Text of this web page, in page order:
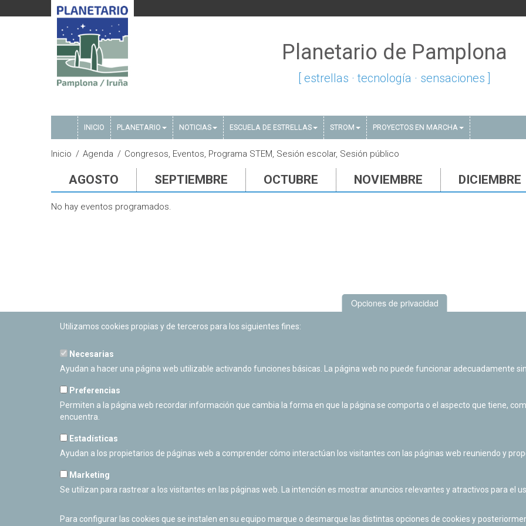
Planetario de Pamplona
[ estrellas · tecnología · sensaciones ]
INICIO PLANETARIO NOTICIAS ESCUELA DE ESTRELLAS STROM PROYECTOS EN MARCHA
Inicio Agenda Congresos, Eventos, Programa STEM, Sesión escolar, Sesión público
AGOSTO SEPTIEMBRE OCTUBRE NOVIEMBRE DICIEMBRE
No hay eventos programados.
PLANETARIO DE PAMPLONA
Calle Sancho RamÃ­rez, s/n
Cerrado Temporalmente
Opciones de privacidad
Utilizamos cookies propias y de terceros para los siguientes fines:
Necesarias
Ayudan a hacer una página web utilizable activando funciones básicas. La página web no puede funcionar adecuadamente
Preferencias
Permiten a la página web recordar información que cambia la forma en que la página se comporta o el aspecto que tiene,
encuentra.
Estadísticas
Ayudan a los propietarios de páginas web a comprender cómo interactúan los visitantes con las páginas web reuniendo y
Marketing
Se utilizan para rastrear a los visitantes en las páginas web. La intención es mostrar anuncios relevantes y atractivos para el
Para configurar las cookies que se instalen en su equipo marque o desmarque las distintas opciones de cookies y